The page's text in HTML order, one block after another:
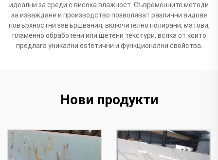
идеални за среди с висока влажност. Съвременните методи
за изваждане и производство позволяват различни видове
повърхностни завършвания, включително полирани, матови,
пламенно обработени или щетени текстури, всяка от които
предлага уникални estетични и функционални свойства.
Нови продукти